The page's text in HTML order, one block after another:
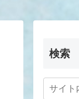
検索